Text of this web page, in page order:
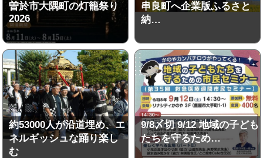
曽於市大隅町の灯籠祭り
2026
串良町へ企業版ふるさと
納…
約53000人が沿道埋め、エ
ネルギッシュな踊り楽し
む
9/8〆切 9/12 地域の子ども
たちを守るため…